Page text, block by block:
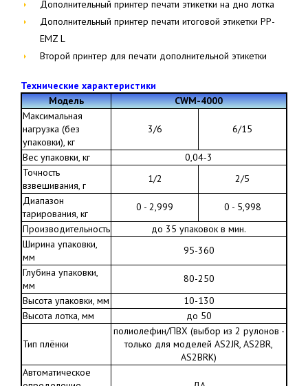
Дополнительный принтер печати этикетки на дно лотка
Дополнительный принтер печати итоговой этикетки PP-
EMZ L
Второй принтер для печати дополнительной этикетки
Технические характеристики
Модель
CWM-4000
Максимальная
нагрузка (без
упаковки), кг
3/6 6/15
Вес упаковки, кг
0,04-3
Точность
взвешивания, г
1/2
2/5
Диапазон
тарирования, кг
0 - 2,999
0 - 5,998
Производительность
до 35 упаковок в мин.
Ширина упаковки,
мм
95-360
Глубина упаковки,
мм
80-250
Высота упаковки, мм
10-130
Высота лотка, мм
до 50
Тип плёнки
полиолефин/ПВХ (выбор из 2 рулонов -
только для моделей AS2JR, AS2BR,
AS2BRK)
Автоматическое